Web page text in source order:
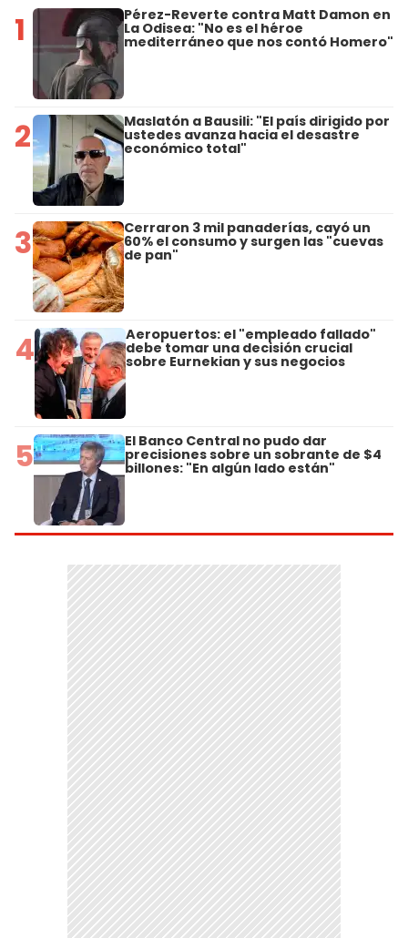
1 Pérez-Reverte contra Matt Damon en
La Odisea: "No es el héroe
mediterráneo que nos contó Homero"
2 Maslatón a Bausili: "El país dirigido por
ustedes avanza hacia el desastre
económico total"
3 Cerraron 3 mil panaderías, cayó un
60% el consumo y surgen las "cuevas
de pan"
4 Aeropuertos: el "empleado fallado"
debe tomar una decisión crucial
sobre Eurnekian y sus negocios
5 El Banco Central no pudo dar
precisiones sobre un sobrante de $4
billones: "En algún lado están"